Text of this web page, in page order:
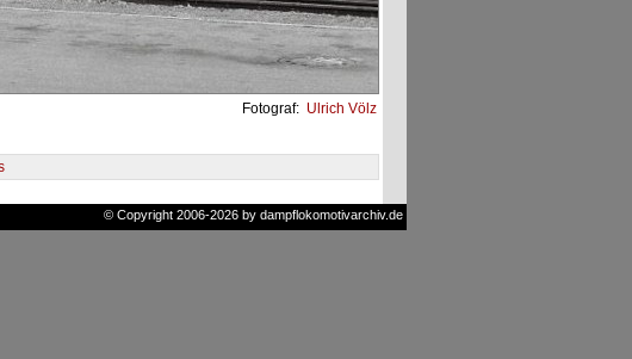
Fotograf: Ulrich Völz
© Copyright 2006-2026 by dampflokomotivarchiv.de